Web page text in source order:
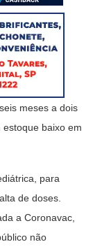
meses a dois
baixo em
para
de doses.
a Coronavac,
não